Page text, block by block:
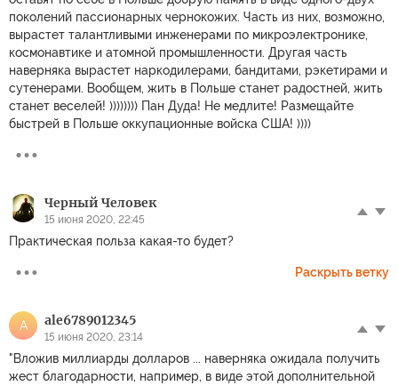
поколений пассионарных чернокожих. Часть из них, возможно,
вырастет талантливыми инженерами по микроэлектронике,
космонавтике и атомной промышленности. Другая часть
наверняка вырастет наркодилерами, бандитами, рэкетирами и
сутенерами. Вообщем, жить в Польше станет радостней, жить
станет веселей! )))))))) Пан Дуда! Не медлите! Размещайте
быстрей в Польше оккупационные войска США! ))))
Черный Человек
15 июня 2020, 22:45
Практическая польза какая-то будет?
Раскрыть ветку
A ale6789012345
15 июня 2020, 23:14
"Вложив миллиарды долларов ... наверняка ожидала получить
жест благодарности, например, в виде этой дополнительной